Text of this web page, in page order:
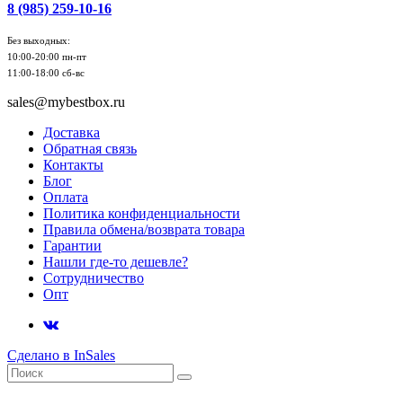
8 (985) 259-10-16
Без выходных:
10:00-20:00 пн-пт
11:00-18:00 сб-вс
sales@mybestbox.ru
Доставка
Обратная связь
Контакты
Блог
Оплата
Политика конфиденциальности
Правила обмена/возврата товара
Гарантии
Нашли где-то дешевле?
Сотрудничество
Опт
Сделано в InSales